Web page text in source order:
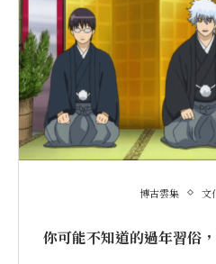
博古雲集 文
你可能不知道的過年習俗